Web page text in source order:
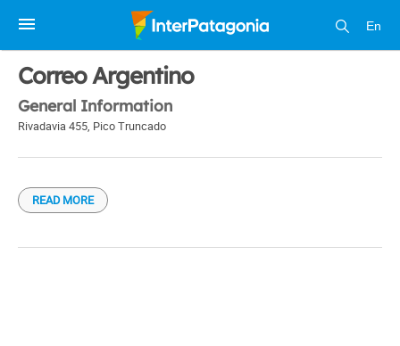
En
1 / 1
Correo Argentino
General Information
Rivadavia 455, Pico Truncado
READ MORE